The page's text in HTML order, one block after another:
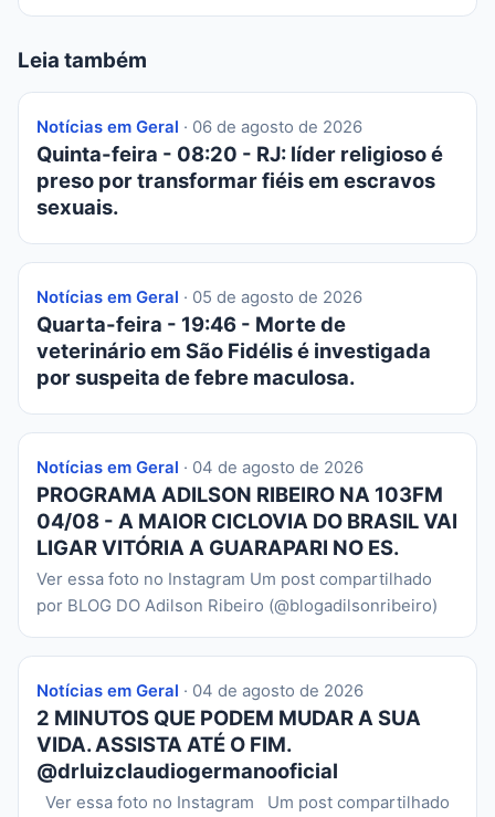
Leia também
Notícias em Geral · 06 de agosto de 2026
Quinta-feira - 08:20 - RJ: líder religioso é
preso por transformar fiéis em escravos
sexuais.
Notícias em Geral · 05 de agosto de 2026
Quarta-feira - 19:46 - Morte de
veterinário em São Fidélis é investigada
por suspeita de febre maculosa.
Notícias em Geral · 04 de agosto de 2026
PROGRAMA ADILSON RIBEIRO NA 103FM
04/08 - A MAIOR CICLOVIA DO BRASIL VAI
LIGAR VITÓRIA A GUARAPARI NO ES.
Ver essa foto no Instagram Um post compartilhado
por BLOG DO Adilson Ribeiro (@blogadilsonribeiro)
Notícias em Geral · 04 de agosto de 2026
2 MINUTOS QUE PODEM MUDAR A SUA
VIDA. ASSISTA ATÉ O FIM.
@drluizclaudiogermanooficial
Ver essa foto no Instagram Um post compartilhado